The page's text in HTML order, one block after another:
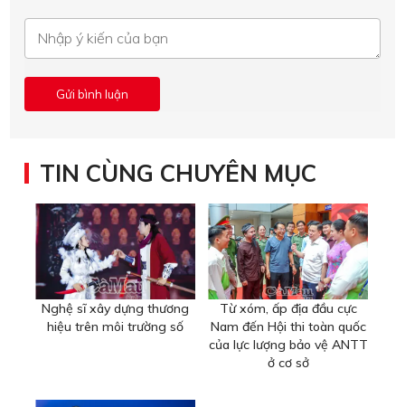
TIN CÙNG CHUYÊN MỤC
Nghệ sĩ xây dựng thương
hiệu trên môi trường số
Từ xóm, ấp địa đầu cực
Nam đến Hội thi toàn quốc
của lực lượng bảo vệ ANTT
ở cơ sở